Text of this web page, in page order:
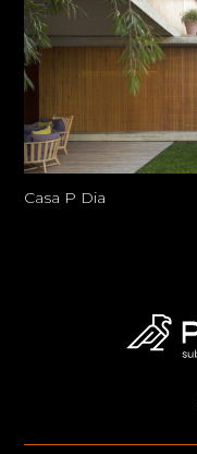
Casa P Dia